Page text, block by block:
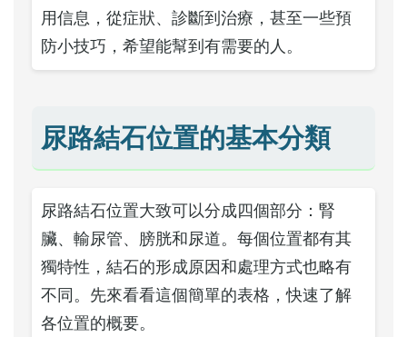
用信息，從症狀、診斷到治療，甚至一些預
防小技巧，希望能幫到有需要的人。
尿路結石位置的基本分類
尿路結石位置大致可以分成四個部分：腎
臟、輸尿管、膀胱和尿道。每個位置都有其
獨特性，結石的形成原因和處理方式也略有
不同。先來看看這個簡單的表格，快速了解
各位置的概要。